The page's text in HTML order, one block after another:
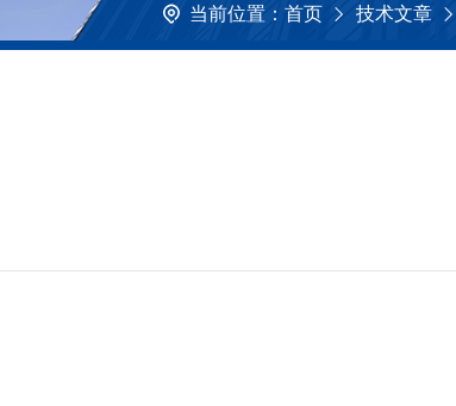
当前位置： 首页 技术文章